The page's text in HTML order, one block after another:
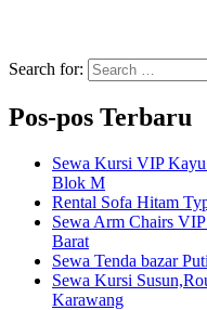
Search for:
Pos-pos Terbaru
Sewa Kursi VIP
Blok M
Rental Sofa Hitam
Sewa Arm Chairs
Barat
Sewa Tenda bazar
Sewa Kursi
Karawang